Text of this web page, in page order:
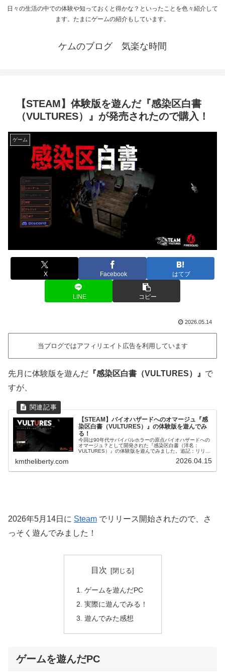
日々の生活の中での体験や知っておくと得かな？といったことを色々紹介して
ます。たまにゲームの紹介もしています。
ケムのブログ 気楽な時間
【STEAM】体験版を遊んだ『感染区白書
（VULTURES）』が発売されたので購入！
ゲーム
X Facebook はてブ
LINE コピー
2026.05.14
当ブログではアフィリエイト広告を利用しています
先月に体験版を遊んだ 『感染区白書（VULTURES）』 で
すが、
【STEAM】バイオハザードへのオマージュ『感
染区白書（VULTURES）』の体験版を遊んでみ
る！
今回は90年代サバイバルホラーの原点バイオハザードへの
オマージュ？として開発された『感染区白書（洋名：
VULTURES）』の体験版を遊んでみました。追記：リリー
kmtheliberty.com 2026.04.15
2026年5月14日に Steam でリリース開始されたので、さ
っそく遊んでみました！
目次
ゲームを遊んだPC
実際に遊んでみる！
遊んでみた感想
ゲームを遊んだPC